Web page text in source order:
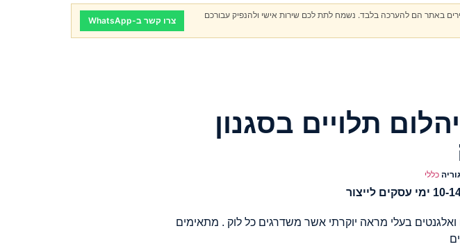
באתר הם להערכה בלבד. נשמח לתת לכם שירות אישי ולהנפיק עבורכם
צרו קשר ב-WhatsApp
תלויים בסגנון
כללי
ואלגנטים בעלי מראה יוקרתי אשר משדרגים כל לוק . מתאימים